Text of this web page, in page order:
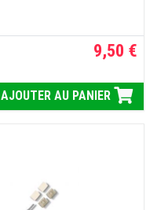
9,50 €
AJOUTER AU PANIER